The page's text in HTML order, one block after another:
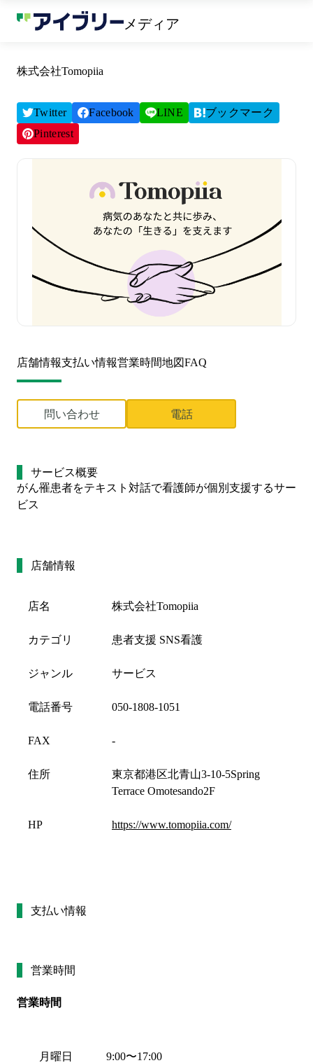
メディア
株式会社Tomopiia
Twitter Facebook LINE
ブックマーク
Pinterest
店舗情報支払い情報営業時間地図FAQ
問い合わせ 電話
サービス概要
がん罹患者をテキスト対話で看護師が個別支援するサー
ビス
店舗情報
店名 株式会社Tomopiia
カテゴリ 患者支援 SNS看護
ジャンル サービス
電話番号 050-1808-1051
FAX -
住所
東京都港区北青山3-10-5Spring
Terrace Omotesando2F
HP https://www.tomopiia.com/
支払い情報
営業時間
営業時間
月曜日 9:00〜17:00